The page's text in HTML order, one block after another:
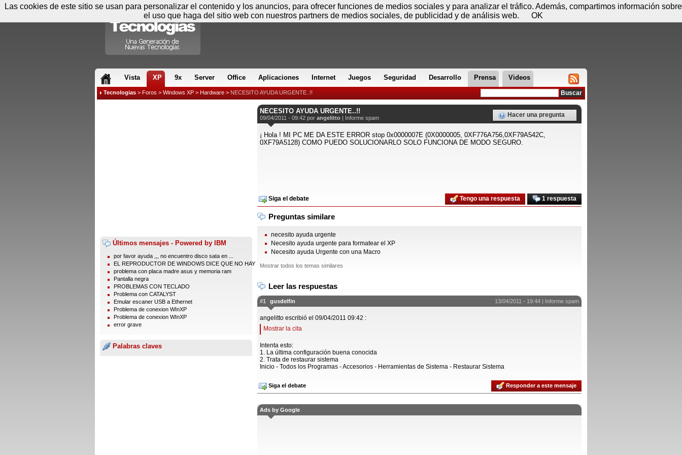
Vista XP 9x Server Office Aplicaciones Internet Juegos Seguridad Desarrollo Prensa Videos
Tecnologias > Foros > Windows XP > Hardware > NECESITO AYUDA URGENTE..!!
Últimos mensajes - Powered by IBM
por favor ayuda ,,, no encuentro disco sata en ...
EL REPRODUCTOR DE WINDOWS DICE QUE NO HAY SISTEMA ...
problema con placa madre asus y memoria ram
Pantalla negra
PROBLEMAS CON TECLADO
Problema con CATALYST
Emular escaner USB a Ethernet
Problema de conexion WInXP
Problema de conexion WInXP
error grave
Palabras claves
NECESITO AYUDA URGENTE..!!
09/04/2011 - 09:42 por angelitto | Informe spam Hacer una pregunta
¡ Hola ! MI PC ME DA ESTE ERROR stop 0x0000007E (0X0000005, 0XF776A756,0XF79A542C,
0XF79A5128) COMO PUEDO SOLUCIONARLO SOLO FUNCIONA DE MODO SEGURO.
Siga el debate 1 respuesta
Tengo una respuesta
Preguntas similare
necesito ayuda urgente
Necesito ayuda urgente para formatear el XP
Necesito ayuda Urgente con una Macro
Mostrar todos los temas similares
Leer las respuestas
#1 gusdelfin 13/04/2011 - 19:44 | Informe spam
angelitto escribió el 09/04/2011 09:42 :
Mostrar la cita
Intenta esto:
1. La última configuración buena conocida
2. Trata de restaurar sistema
Inicio - Todos los Programas - Accesorios - Herramientas de Sistema - Restaurar Sistema
Siga el debate Responder a este mensaje
Ads by Google
Sábado 08 de agosto - 08:59 Registrar Conectar
Las cookies de este sitio se usan para personalizar el contenido y los anuncios, para ofrecer funciones de medios sociales y para analizar el tráfico. Además, compartimos información sobre
el uso que haga del sitio web con nuestros partners de medios sociales, de publicidad y de análisis web.
OK